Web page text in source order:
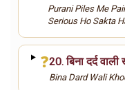
Purani Piles Me
Serious Ho Sakta
❓20. बिना दर्द
Bina Dard Wali